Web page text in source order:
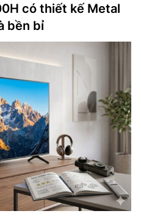
có thiết kế Metal
bền bỉ